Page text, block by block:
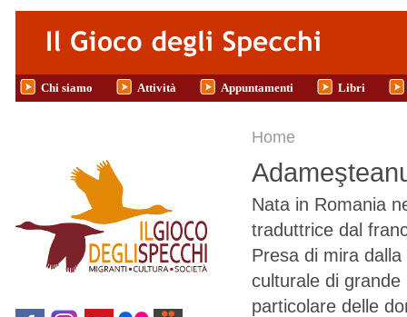
Salta al contenuto principale
Chi siamo Attività Appuntamenti Libri
Tu sei qui
Home
Nata in Romania
traduttrice dal
Presa di mira
culturale di
particolare delle